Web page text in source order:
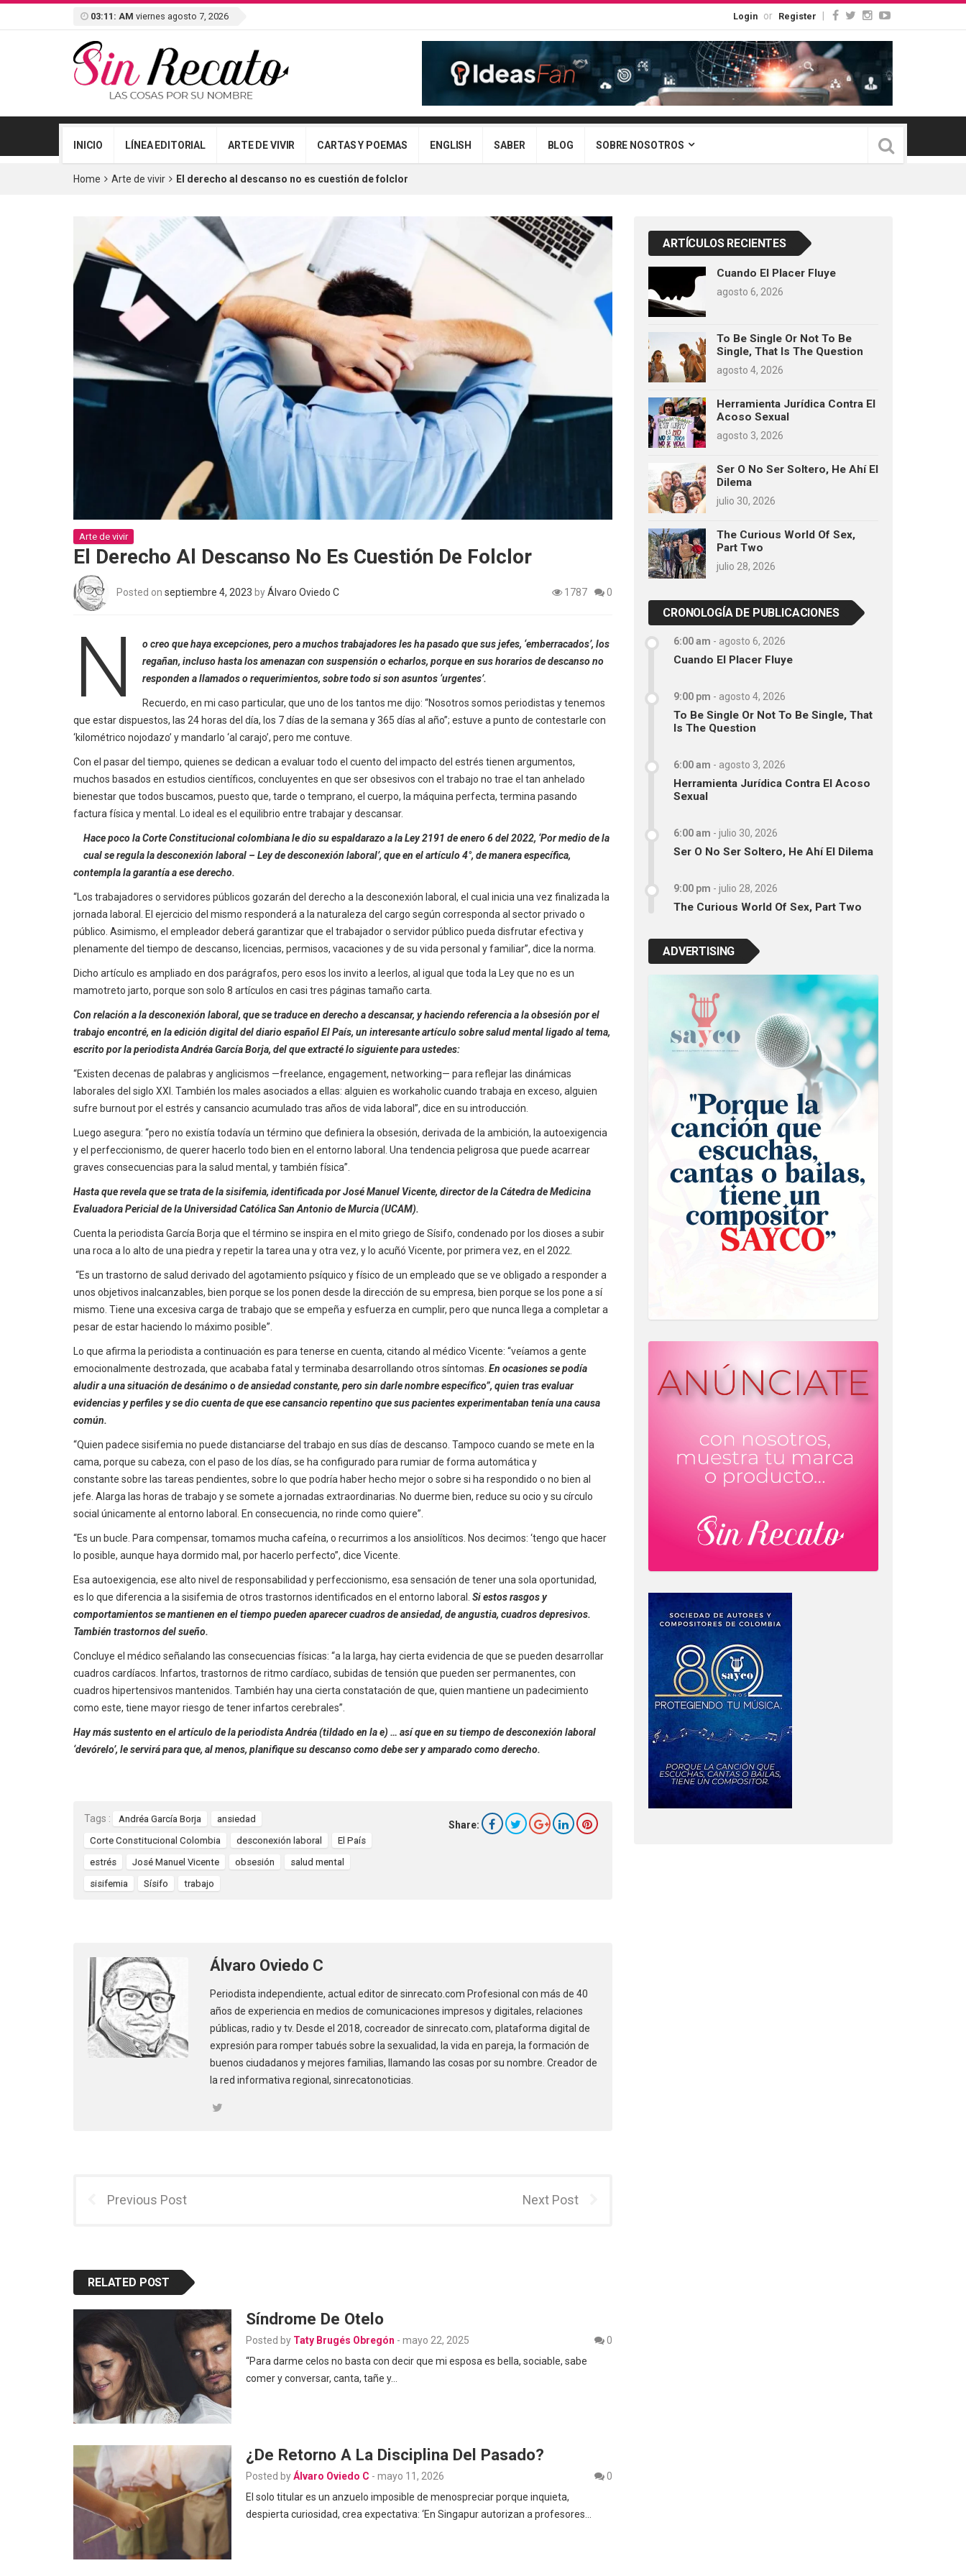
03:11: AM viernes agosto 7, 2026 Login or Register
INICIO LÍNEA EDITORIAL ARTE DE VIVIR CARTAS Y POEMAS ENGLISH SABER BLOG SOBRE NOSOTROS
Home Arte de vivir El derecho al descanso no es cuestión de folclor
Arte de vivir
El Derecho Al Descanso No Es Cuestión De Folclor
Posted on septiembre 4, 2023 byÁlvaro Oviedo C 1787 0
N
o creo que haya excepciones, pero a muchos trabajadores les ha pasado que sus jefes, ‘emberracados’, los
regañan, incluso hasta los amenazan con suspensión o echarlos, porque en sus horarios de descanso no
responden a llamados o requerimientos, sobre todo si son asuntos ‘urgentes’.
Recuerdo, en mi caso particular, que uno de los tantos me dijo: “Nosotros somos periodistas y tenemos
que estar dispuestos, las 24 horas del día, los 7 días de la semana y 365 días al año”; estuve a punto de contestarle con
‘kilométrico nojodazo’ y mandarlo ‘al carajo’, pero me contuve.
Con el pasar del tiempo, quienes se dedican a evaluar todo el cuento del impacto del estrés tienen argumentos,
muchos basados en estudios científicos, concluyentes en que ser obsesivos con el trabajo no trae el tan anhelado
bienestar que todos buscamos, puesto que, tarde o temprano, el cuerpo, la máquina perfecta, termina pasando
factura física y mental. Lo ideal es el equilibrio entre trabajar y descansar.
Hace poco la Corte Constitucional colombiana le dio su espaldarazo a la Ley 2191 de enero 6 del 2022, ‘Por medio de la
cual se regula la desconexión laboral – Ley de desconexión laboral’, que en el artículo 4°, de manera específica,
contempla la garantía a ese derecho.
“Los trabajadores o servidores públicos gozarán del derecho a la desconexión laboral, el cual inicia una vez finalizada la
jornada laboral. El ejercicio del mismo responderá a la naturaleza del cargo según corresponda al sector privado o
público. Asimismo, el empleador deberá garantizar que el trabajador o servidor público pueda disfrutar efectiva y
plenamente del tiempo de descanso, licencias, permisos, vacaciones y de su vida personal y familiar”, dice la norma.
Dicho artículo es ampliado en dos parágrafos, pero esos los invito a leerlos, al igual que toda la Ley que no es un
mamotreto jarto, porque son solo 8 artículos en casi tres páginas tamaño carta.
Con relación a la desconexión laboral, que se traduce en derecho a descansar, y haciendo referencia a la obsesión por el
trabajo encontré, en la edición digital del diario español El País, un interesante artículo sobre salud mental ligado al tema,
escrito por la periodista Andréa García Borja, del que extracté lo siguiente para ustedes:
“Existen decenas de palabras y anglicismos —freelance, engagement, networking— para reflejar las dinámicas
laborales del siglo XXI. También los males asociados a ellas: alguien es workaholic cuando trabaja en exceso, alguien
sufre burnout por el estrés y cansancio acumulado tras años de vida laboral”, dice en su introducción.
Luego asegura: “pero no existía todavía un término que definiera la obsesión, derivada de la ambición, la autoexigencia
y el perfeccionismo, de querer hacerlo todo bien en el entorno laboral. Una tendencia peligrosa que puede acarrear
graves consecuencias para la salud mental, y también física”.
Hasta que revela que se trata de la sisifemia, identificada por José Manuel Vicente, director de la Cátedra de Medicina
Evaluadora Pericial de la Universidad Católica San Antonio de Murcia (UCAM).
Cuenta la periodista García Borja que el término se inspira en el mito griego de Sísifo, condenado por los dioses a subir
una roca a lo alto de una piedra y repetir la tarea una y otra vez, y lo acuñó Vicente, por primera vez, en el 2022.
“Es un trastorno de salud derivado del agotamiento psíquico y físico de un empleado que se ve obligado a responder a
unos objetivos inalcanzables, bien porque se los ponen desde la dirección de su empresa, bien porque se los pone a sí
mismo. Tiene una excesiva carga de trabajo que se empeña y esfuerza en cumplir, pero que nunca llega a completar a
pesar de estar haciendo lo máximo posible”.
Lo que afirma la periodista a continuación es para tenerse en cuenta, citando al médico Vicente: “veíamos a gente
emocionalmente destrozada, que acababa fatal y terminaba desarrollando otros síntomas. En ocasiones se podía
aludir a una situación de desánimo o de ansiedad constante, pero sin darle nombre específico”, quien tras evaluar
evidencias y perfiles y se dio cuenta de que ese cansancio repentino que sus pacientes experimentaban tenía una causa
común.
“Quien padece sisifemia no puede distanciarse del trabajo en sus días de descanso. Tampoco cuando se mete en la
cama, porque su cabeza, con el paso de los días, se ha configurado para rumiar de forma automática y
constante sobre las tareas pendientes, sobre lo que podría haber hecho mejor o sobre si ha respondido o no bien al
jefe. Alarga las horas de trabajo y se somete a jornadas extraordinarias. No duerme bien, reduce su ocio y su círculo
social únicamente al entorno laboral. En consecuencia, no rinde como quiere”.
“Es un bucle. Para compensar, tomamos mucha cafeína, o recurrimos a los ansiolíticos. Nos decimos: ‘tengo que hacer
lo posible, aunque haya dormido mal, por hacerlo perfecto”, dice Vicente.
Esa autoexigencia, ese alto nivel de responsabilidad y perfeccionismo, esa sensación de tener una sola oportunidad,
es lo que diferencia a la sisifemia de otros trastornos identificados en el entorno laboral. Si estos rasgos y
comportamientos se mantienen en el tiempo pueden aparecer cuadros de ansiedad, de angustia, cuadros depresivos.
También trastornos del sueño.
Concluye el médico señalando las consecuencias físicas: “a la larga, hay cierta evidencia de que se pueden desarrollar
cuadros cardíacos. Infartos, trastornos de ritmo cardíaco, subidas de tensión que pueden ser permanentes, con
cuadros hipertensivos mantenidos. También hay una cierta constatación de que, quien mantiene un padecimiento
como este, tiene mayor riesgo de tener infartos cerebrales”.
Hay más sustento en el artículo de la periodista Andréa (tildado en la e) … así que en su tiempo de desconexión laboral
‘devórelo’, le servirá para que, al menos, planifique su descanso como debe ser y amparado como derecho.
Tags : Andréa García Borja
ansiedad
Corte Constitucional Colombia
desconexión laboral
El País
estrés
José Manuel Vicente obsesión
salud mental
sisifemia
Sísifo trabajo
Share:
Álvaro Oviedo C
Periodista independiente, actual editor de sinrecato.com Profesional con más de 40
años de experiencia en medios de comunicaciones impresos y digitales, relaciones
públicas, radio y tv. Desde el 2018, cocreador de sinrecato.com, plataforma digital de
expresión para romper tabués sobre la sexualidad, la vida en pareja, la formación de
buenos ciudadanos y mejores familias, llamando las cosas por su nombre. Creador de
la red informativa regional, sinrecatonoticias.
Previous Post Next Post
RELATED POST
Síndrome De Otelo
Posted by Taty Brugés Obregón - mayo 22, 2025
0
“Para darme celos no basta con decir que mi esposa es bella, sociable, sabe
comer y conversar, canta, tañe y…
¿De Retorno A La Disciplina Del Pasado?
Posted byÁlvaro Oviedo C - mayo 11, 2026
0
El solo titular es un anzuelo imposible de menospreciar porque inquieta,
despierta curiosidad, crea expectativa: ‘En Singapur autorizan a profesores…
ARTÍCULOS RECIENTES
Cuando El Placer Fluye
agosto 6, 2026
To Be Single Or Not To Be
Single, That Is The Question
agosto 4, 2026
Herramienta Jurídica Contra El
Acoso Sexual
agosto 3, 2026
Ser O No Ser Soltero, He Ahí El
Dilema
julio 30, 2026
The Curious World Of Sex,
Part Two
julio 28, 2026
CRONOLOGÍA DE PUBLICACIONES
6:00 am - agosto 6, 2026
Cuando El Placer Fluye
9:00 pm - agosto 4, 2026
To Be Single Or Not To Be Single, That
Is The Question
6:00 am - agosto 3, 2026
Herramienta Jurídica Contra El Acoso
Sexual
6:00 am - julio 30, 2026
Ser O No Ser Soltero, He Ahí El Dilema
9:00 pm - julio 28, 2026
The Curious World Of Sex, Part Two
ADVERTISING